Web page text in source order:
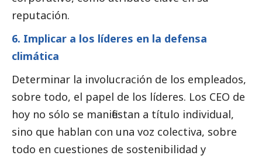
reputación.
6. Implicar a los líderes en la defensa
climática
Determinar la involucración de los empleados,
sobre todo, el papel de los líderes. Los CEO de
hoy no sólo se manifiestan a título individual,
sino que hablan con una voz colectiva, sobre
todo en cuestiones de sostenibilidad y